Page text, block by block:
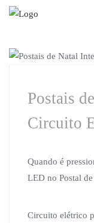
Skip
Postais
Circuito
Quando é
LED no Postal
Circuito elétrico